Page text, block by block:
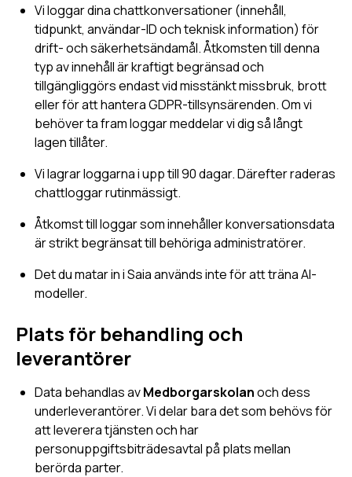
Vi loggar dina chattkonversationer (innehåll,
tidpunkt, användar-ID och teknisk information) för
drift- och säkerhetsändamål. Åtkomsten till denna
typ av innehåll är kraftigt begränsad och
tillgängliggörs endast vid misstänkt missbruk, brott
eller för att hantera GDPR-tillsynsärenden. Om vi
behöver ta fram loggar meddelar vi dig så långt
lagen tillåter.
Vi lagrar loggarna i upp till 90 dagar. Därefter raderas
chattloggar rutinmässigt.
Åtkomst till loggar som innehåller konversationsdata
är strikt begränsat till behöriga administratörer.
Det du matar in i Saia används inte för att träna AI-
modeller.
Plats för behandling och
leverantörer
Data behandlas avMedborgarskolanoch dess
underleverantörer. Vi delar bara det som behövs för
att leverera tjänsten och har
personuppgiftsbiträdesavtal på plats mellan
berörda parter.